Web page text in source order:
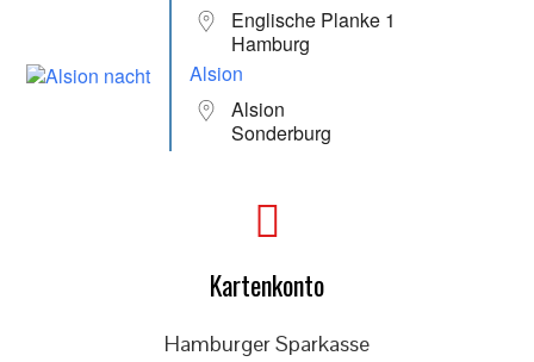
Englische Planke 1
Hamburg
Alsion
Alsion
Sonderburg
Kartenkonto
Hamburger Sparkasse